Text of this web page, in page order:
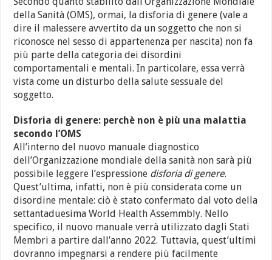
della Sanità (OMS), ormai, la disforia di genere (vale a
dire il malessere avvertito da un soggetto che non si
riconosce nel sesso di appartenenza per nascita) non fa
più parte della categoria dei disordini
comportamentali e mentali. In particolare, essa verrà
vista come un disturbo della salute sessuale del
soggetto.
Disforia di genere: perchè non è più una malattia
secondo l’OMS
All’interno del nuovo manuale diagnostico
dell’Organizzazione mondiale della sanità non sarà più
possibile leggere l’espressione disforia di genere.
Quest’ultima, infatti, non è più considerata come un
disordine mentale: ciò è stato confermato dal voto della
settantaduesima World Health Assemmbly. Nello
specifico, il nuovo manuale verrà utilizzato dagli Stati
Membri a partire dall’anno 2022. Tuttavia, quest’ultimi
dovranno impegnarsi a rendere più facilmente